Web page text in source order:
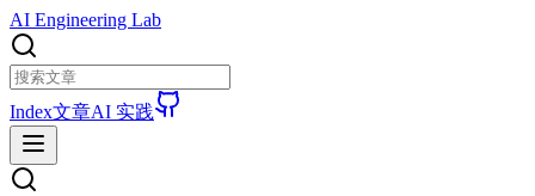
AI Engineering Lab
Index文章AI 实践